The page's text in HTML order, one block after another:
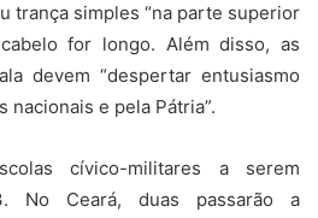
trança simples “na parte superior
for longo. Além disso, as
devem “despertar entusiasmo
nacionais e pela Pátria”.
cívico-militares a serem
No Ceará, duas passarão a